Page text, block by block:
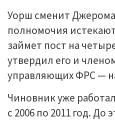
Уорш сменит
полномочия
займет пост на
утвердил его и
управляющих ФРС —
Чиновник уже
с 2006 по 2011 год. До